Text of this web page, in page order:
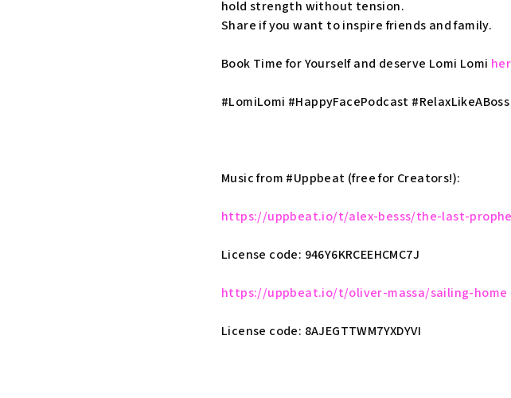
hold strength without tension.
Share if you want to inspire friends and family.
Book Time for Yourself and deserve Lomi Lomi
#LomiLomi #HappyFacePodcast
Music from #Uppbeat (free for Creators!):
https://uppbeat.io/t/alex-besss/the-last-
License code: 946Y6KRCEEHCMC7J
https://uppbeat.io/t/oliver-massa/sailing-home
License code: 8AJEGTTWM7YXDYVI